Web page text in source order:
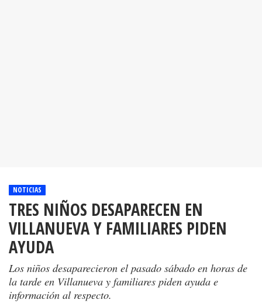
NOTICIAS
TRES NIÑOS DESAPARECEN EN
VILLANUEVA Y FAMILIARES PIDEN
AYUDA
Los niños desaparecieron el pasado sábado en horas de
la tarde en Villanueva y familiares piden ayuda e
información al respecto.